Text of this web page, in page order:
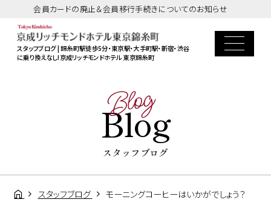
会員カードの廃止＆会員移行手続きについてのお知らせ
スタッフブログ | 錦糸町駅徒歩5分・東京駅・大手町駅・新宿・渋谷
に乗り換えなし!京成リッチモンドホテル 東京錦糸町
Blog
Blog
スタッフブログ
スタッフブログ モーニングコーヒーはいかがでしょう？